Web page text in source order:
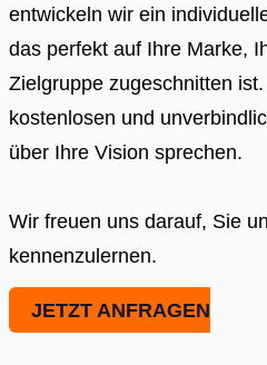
entwickeln wir ein
das perfekt auf Ihre Marke,
Zielgruppe zugeschnitten
kostenlosen und
über Ihre Vision sprechen.
Wir freuen uns darauf, Sie
kennenzulernen.
JETZT ANFRAGEN